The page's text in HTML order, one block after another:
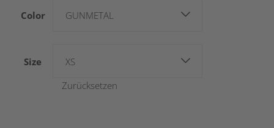
Color GUNMETAL
Size
XS
Zurücksetzen